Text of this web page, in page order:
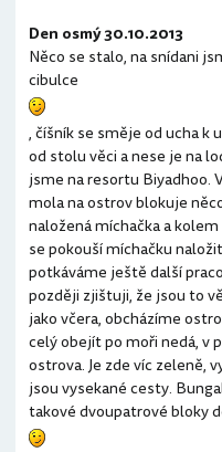
Den osmý 30.10.2013
Něco se stalo, na snídani
cibulce
, číšník se směje od ucha k
od stolu věci a nese je na
jsme na resortu Biyadhoo.
mola na ostrov blokuje
naložená míchačka a
se pokouší míchačku
potkáváme ještě další
později zjištuji, že jsou to
jako včera, obcházíme
celý obejít po moři nedá, v
ostrova. Je zde víc zeleně,
jsou vysekané cesty.
takové dvoupatrové bloky